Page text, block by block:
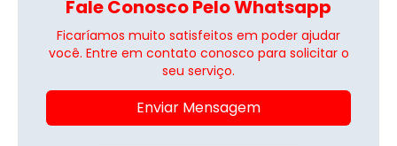
Fale Conosco Pelo Whatsapp
Ficaríamos muito satisfeitos em poder ajudar
você. Entre em contato conosco para solicitar o
seu serviço.
Enviar Mensagem